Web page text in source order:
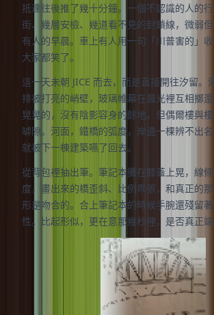
抵達往後推了幾十分鐘。一個不認識的人的
街、幾層安檢、幾道看不見的封鎖線，微弱
有人的早晨。車上有人用一句「川普害的」收
大家都笑了。
這一天未朝 JICE 而去，而是直接開往汐留。
排被打亮的峭壁，玻璃帷幕在晨光裡互相擲
晃晃的，沒有陰影容身的餘地。但偶爾樓與
罅隙。河面，鐵橋的弧度，岸邊一棵辨不出
就被下一棟建築嚥了回去。
從背包裡抽出筆。筆記本攤在膝蓋上晃，線
度，畫出來的橋歪斜、比例乖張，和真正的
形是吻合的。合上筆記本的時候手腕還殘留
性。比起形似，更在意那幾秒裡，是否真正端